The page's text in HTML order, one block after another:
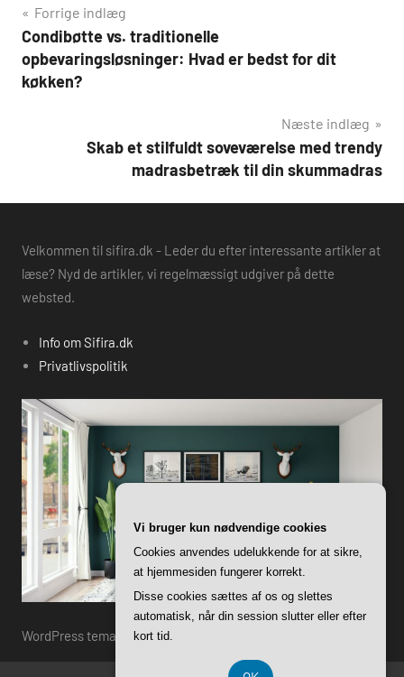
Indlægsnavigation
Forrige indlæg
Condibøtte vs. traditionelle
opbevaringsløsninger: Hvad er bedst for dit
køkken?
Næste indlæg
Skab et stilfuldt soveværelse med trendy
madrasbetræk til din skummadras
Velkommen til sifira.dk - Leder du efter interessante artikler at
læse? Nyd de artikler, vi regelmæssigt udgiver på dette
websted.
Info om Sifira.dk
Privatlivspolitik
WordPress tema: Harrison by ThemeZee.
Vi bruger kun nødvendige cookies
Cookies anvendes udelukkende for at sikre,
at hjemmesiden fungerer korrekt.
Disse cookies sættes af os og slettes
automatisk, når din session slutter eller efter
kort tid.